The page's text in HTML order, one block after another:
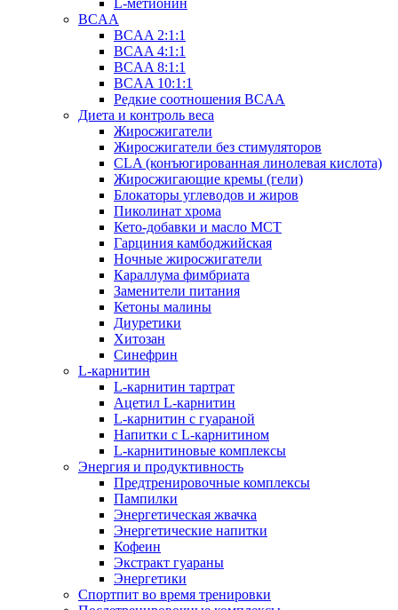
L-метионин
BCAA
BCAA 2:1:1
BCAA 4:1:1
BCAA 8:1:1
BCAA 10:1:1
Редкие соотношения BCAA
Диета и контроль веса
Жиросжигатели
Жиросжигатели без стимуляторов
CLA (конъюгированная линолевая кислота)
Жиросжигающие кремы (гели)
Блокаторы углеводов и жиров
Пиколинат хрома
Кето-добавки и масло МСТ
Гарциния камбоджийская
Ночные жиросжигатели
Караллума фимбриата
Заменители питания
Кетоны малины
Диуретики
Хитозан
Синефрин
L-карнитин
L-карнитин тартрат
Ацетил L-карнитин
L-карнитин с гуараной
Напитки c L-карнитином
L-карнитиновые комплексы
Энергия и продуктивность
Предтренировочные комплексы
Пампилки
Энергетическая жвачка
Энергетические напитки
Кофеин
Экстракт гуараны
Энергетики
Спортпит во время тренировки